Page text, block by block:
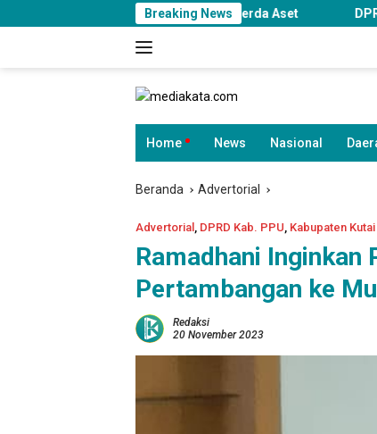
ke
Breaking News
Percepatan Perda Aset DPRD Samarinda Soroti
Home News Nasional
Beranda Advertorial
Advertorial , DPRD Kab. PPU, Kabupaten
Ramadhani Inginkan
Pertambangan ke
Redaksi
20 November 2023